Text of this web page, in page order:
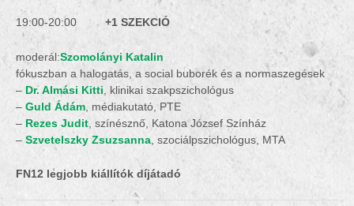
19:00-20:00 +1 SZEKCIÓ
moderál:Szomolányi Katalin
fókuszban a halogatás, a social buborék és a normaszegések
– Dr. Almási Kitti , klinikai szakpszichológus
– Guld Ádám , médiakutató, PTE
– Rezes Judit , színésznő, Katona József Színház
– Szvetelszky Zsuzsanna , szociálpszichológus, MTA
FN12 legjobb kiállítók díjátadó